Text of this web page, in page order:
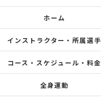
ホーム
インストラクター・所属選手
コース・スケジュール・料金
全身運動